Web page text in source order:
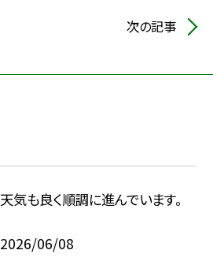
次の記事
天気も良く順調に進んでいます。
2026/06/08